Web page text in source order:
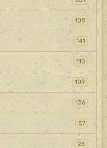
108
141
110
109
136
57
25